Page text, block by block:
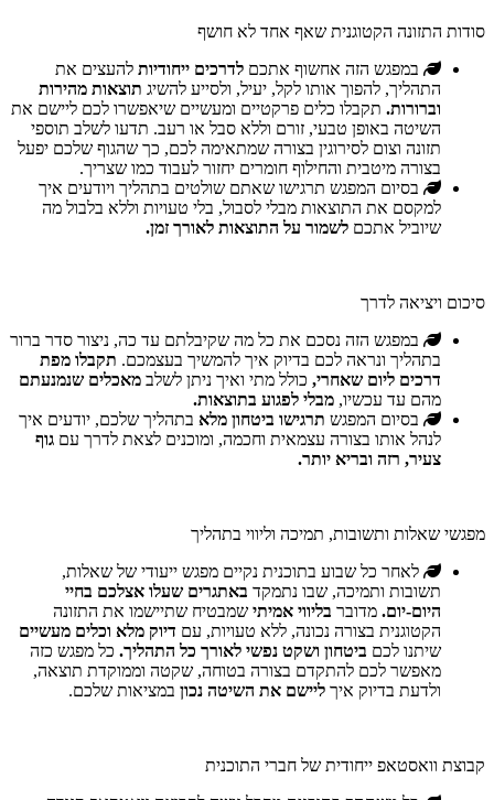
סודות התזונה הקטוגנית שאף אחד לא חושף
במפגש הזה אחשוף אתכם לדרכים ייחודיות להעצים את
התהליך, להפוך אותו לקל, יעיל, ולסייע להשיג תוצאות מהירות
וברורות. תקבלו כלים פרקטיים ומעשיים שיאפשרו לכם ליישם את
השיטה באופן טבעי, זורם וללא סבל או רעב. תדעו לשלב תוספי
תזונה וצום לסירוגין בצורה שמתאימה לכם, כך שהגוף שלכם יפעל
בצורה מיטבית והחילוף חומרים יחזור לעבוד כמו שצריך.
בסיום המפגש תרגישו שאתם שולטים בתהליך ויודעים איך
למקסם את התוצאות מבלי לסבול, בלי טעויות וללא בלבול מה
שיוביל אתכם לשמור על התוצאות לאורך זמן.
סיכום ויציאה לדרך
במפגש הזה נסכם את כל מה שקיבלתם עד כה, ניצור סדר ברור
בתהליך ונראה לכם בדיוק איך להמשיך בעצמכם. תקבלו מפת
דרכים ליום שאחרי, כולל מתי ואיך ניתן לשלב מאכלים שנמנעתם
מהם עד עכשיו, מבלי לפגוע בתוצאות.
בסיום המפגש תרגישו ביטחון מלא בתהליך שלכם, יודעים איך
לנהל אותו בצורה עצמאית וחכמה, ומוכנים לצאת לדרך עם גוף
צעיר, רזה ובריא יותר.
מפגשי שאלות ותשובות, תמיכה וליווי בתהליך
לאחר כל שבוע בתוכנית נקיים מפגש ייעודי של שאלות,
תשובות ותמיכה, שבו נתמקד באתגרים שעלו אצלכם בחיי
היום-יום. מדובר בליווי אמיתי שמבטיח שתיישמו את התזונה
הקטוגנית בצורה נכונה, ללא טעויות, עם דיוק מלא וכלים מעשיים
שיתנו לכם ביטחון ושקט נפשי לאורך כל התהליך. כל מפגש כזה
מאפשר לכם להתקדם בצורה בטוחה, שקטה וממוקדת תוצאה,
ולדעת בדיוק איך ליישם את השיטה נכון במציאות שלכם.
קבוצת וואסטאפ ייחודית של חברי התוכנית